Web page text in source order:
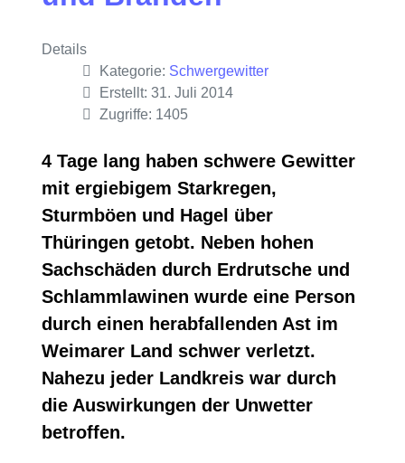
Details
Kategorie: Schwergewitter
Erstellt: 31. Juli 2014
Zugriffe: 1405
4 Tage lang haben schwere Gewitter
mit ergiebigem Starkregen,
Sturmböen und Hagel über
Thüringen getobt. Neben hohen
Sachschäden durch Erdrutsche und
Schlammlawinen wurde eine Person
durch einen herabfallenden Ast im
Weimarer Land schwer verletzt.
Nahezu jeder Landkreis war durch
die Auswirkungen der Unwetter
betroffen.